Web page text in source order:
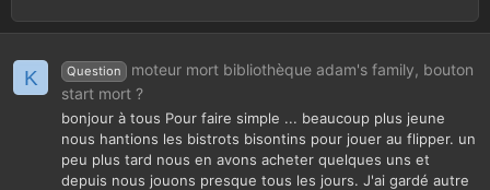
K Question
moteur mort bibliothèque adam's family, bouton
start mort ?
bonjour à tous Pour faire simple ... beaucoup plus jeune
nous hantions les bistrots bisontins pour jouer au flipper. un
peu plus tard nous en avons acheter quelques uns et
depuis nous jouons presque tous les jours. J'ai gardé autre